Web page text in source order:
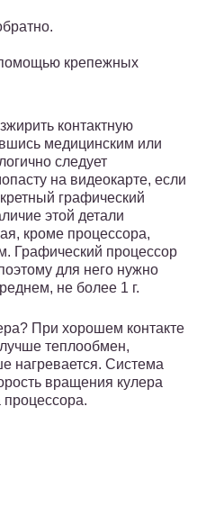
крепежных
контактную
медицинским или
следует
на видеокарте, если
графический
этой детали
кроме процессора,
Графический процессор
для него нужно
не более 1 г.
При хорошем контакте
теплообмен,
нагревается. Система
вращения кулера
процессора.